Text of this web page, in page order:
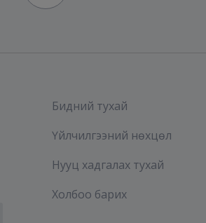
Бидний тухай
Үйлчилгээний нөхцөл
Нууц хадгалах тухай
Холбоо барих